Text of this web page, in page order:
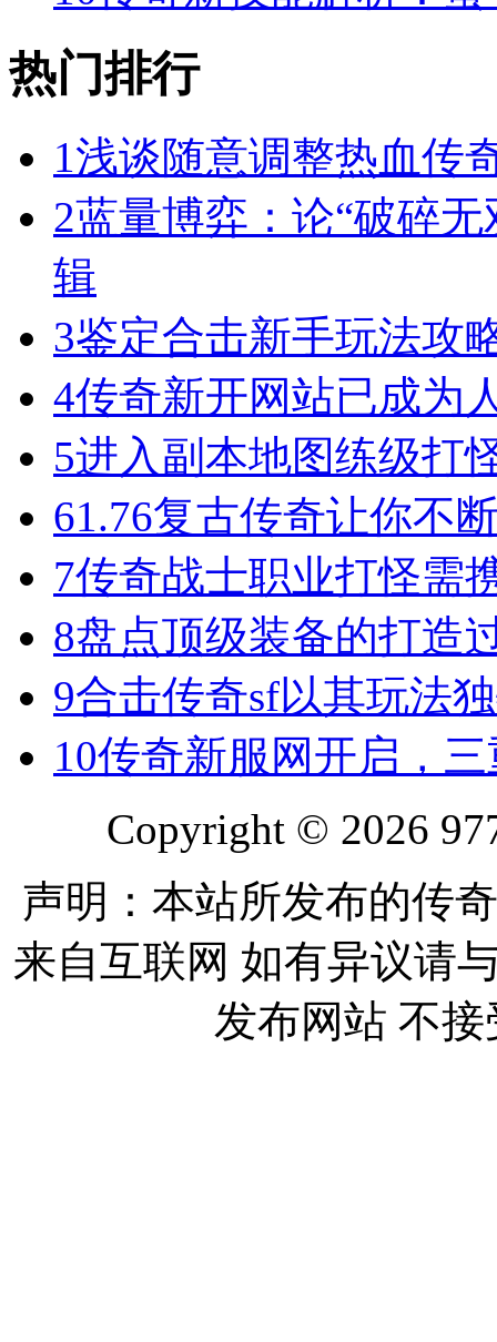
热门排行
1浅谈随意调整热血传
2蓝量博弈：论“破碎
辑
3鉴定合击新手玩法攻
4传奇新开网站已成为
5进入副本地图练级打
61.76复古传奇让你不
7传奇战士职业打怪需
8盘点顶级装备的打造
9合击传奇sf以其玩法
10传奇新服网开启，
Copyright © 2026
声明：本站所发布的传
来自互联网 如有异议请
发布网站 不